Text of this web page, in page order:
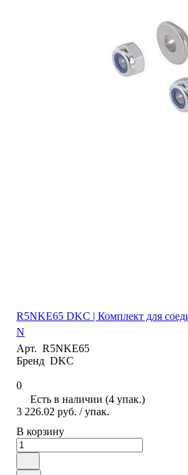
R5NKE65 DKC | Комплект для
N
Арт. R5NKE65
Бренд DKC
0
Есть в наличии (4 упак.)
3 226.02 руб. / упак.
В корзину